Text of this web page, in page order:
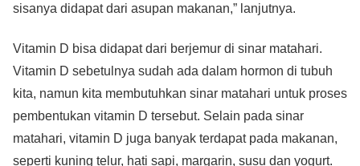
sisanya didapat dari asupan makanan,” lanjutnya.
Vitamin D bisa didapat dari berjemur di sinar matahari.
Vitamin D sebetulnya sudah ada dalam hormon di tubuh
kita, namun kita membutuhkan sinar matahari untuk proses
pembentukan vitamin D tersebut. Selain pada sinar
matahari, vitamin D juga banyak terdapat pada makanan,
seperti kuning telur, hati sapi, margarin, susu dan yogurt.